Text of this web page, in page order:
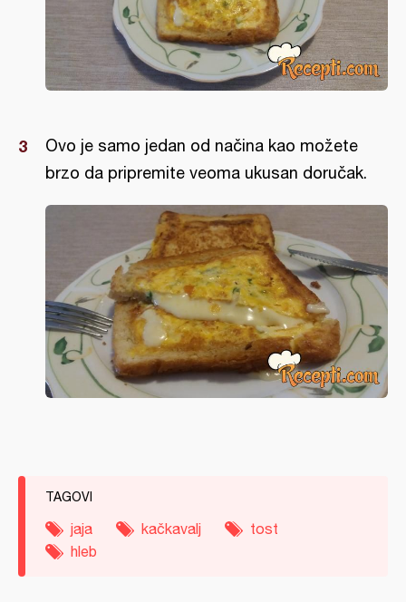
Ovo je samo jedan od načina kao možete
brzo da pripremite veoma ukusan doručak.
TAGOVI
jaja kačkavalj
tost
hleb